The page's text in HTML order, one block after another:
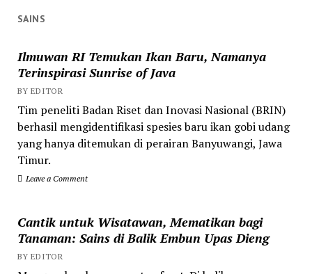
SAINS
Ilmuwan RI Temukan Ikan Baru, Namanya
Terinspirasi Sunrise of Java
BY EDITOR
Tim peneliti Badan Riset dan Inovasi Nasional (BRIN)
berhasil mengidentifikasi spesies baru ikan gobi udang
yang hanya ditemukan di perairan Banyuwangi, Jawa
Timur.
Leave a Comment
Cantik untuk Wisatawan, Mematikan bagi
Tanaman: Sains di Balik Embun Upas Dieng
BY EDITOR